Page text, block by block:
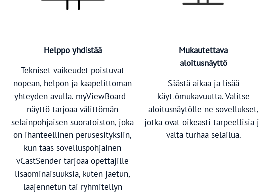
Helppo yhdistää
Tekniset vaikeudet poistuvat
nopean, helpon ja kaapelittoman
yhteyden avulla. myViewBoard -
näyttö tarjoaa välittömän
selainpohjaisen suoratoiston, joka
on ihanteellinen perusesityksiin,
kun taas sovelluspohjainen
vCastSender tarjoaa opettajille
lisäominaisuuksia, kuten jaetun,
laajennetun tai ryhmitellyn
Mukautettava
aloitusnäyttö
Säästä aikaa ja lisää
käyttömukavuutta. Valitse
aloitusnäytölle ne sovellukset,
jotka ovat oikeasti tarpeellisia
vältä turhaa selailua.